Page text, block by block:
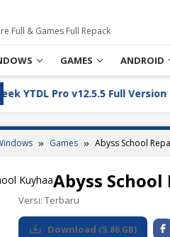
Full & Games Full Repack
GAMES ANDROID
Full Version Download
Games Abyss School
Abyss
Versi: Terbaru
Download (5.86 GB)